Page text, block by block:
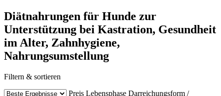
Diätnahrungen für Hunde zur
Unterstützung bei Kastration, Gesundheit
im Alter, Zahnhygiene,
Nahrungsumstellung
Filtern & sortieren
Preis Lebensphase Darreichungsform /